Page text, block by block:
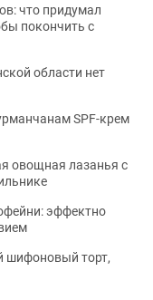
что придумал
покончить с
области нет
SPF-крем
овощная лазанья с
эффектно
шифоновый торт,